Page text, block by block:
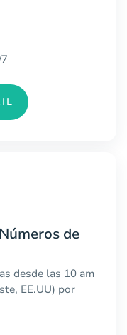
de
desde las 10 am
EE.UU) por